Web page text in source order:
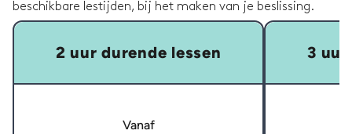
beschikbare lestijden, bij het maken van je beslissing.
2 uur durende lessen
Vanaf
3 uur